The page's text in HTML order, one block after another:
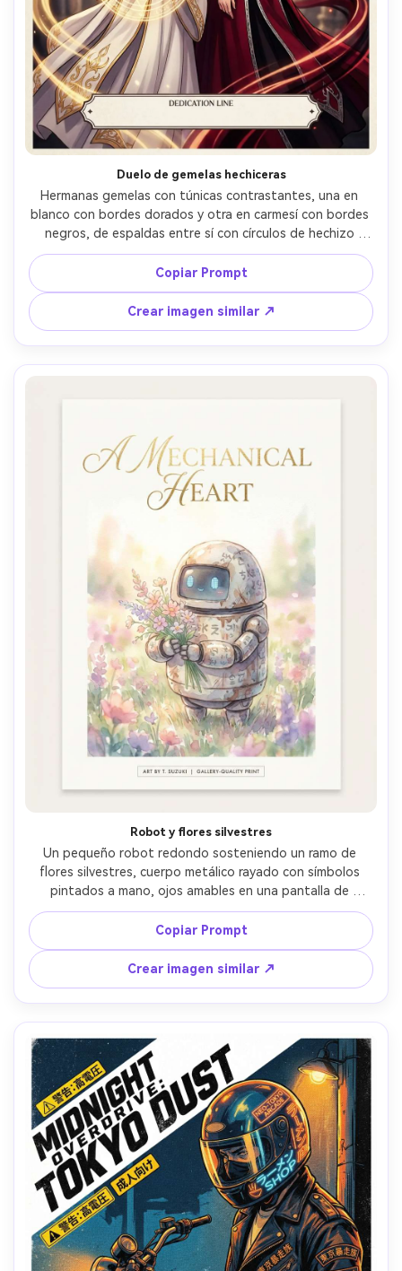
Duelo de gemelas hechiceras
Hermanas gemelas con túnicas contrastantes, una en
blanco con bordes dorados y otra en carmesí con bordes
negros, de espaldas entre sí con círculos de hechizo
brillantes, energía remolinada como cintas las enmarca,
arte clave de anime de alto contraste, título
sobredimensionado con tipografía serif moderna, sellos
de laurel de festival, espacio en la parte inferior para una
línea de dedicatoria, textura de papel, diseño de póster
coleccionable prémium, lente de 85mm, poca profundidad
de campo, iluminación cinematográfica suave --ar 4:5
Copiar Prompt
Crear imagen similar ↗
Robot y flores silvestres
Un pequeño robot redondo sosteniendo un ramo de
flores silvestres, cuerpo metálico rayado con símbolos
pintados a mano, ojos amables en una pantalla de
píxeles, fondo de pradera en tonos pastel, renderizado
de acuarela anime suave, elegante título en la parte
superior con efecto dorado, bloque de créditos
minimalista, márgenes amplios para enmarcar, ambiente
acogedor y entrañable, composición de póster de calidad
de galería, lente de 85mm, poca profundidad de campo,
iluminación cinematográfica suave --ar 4:5
Copiar Prompt
Crear imagen similar ↗